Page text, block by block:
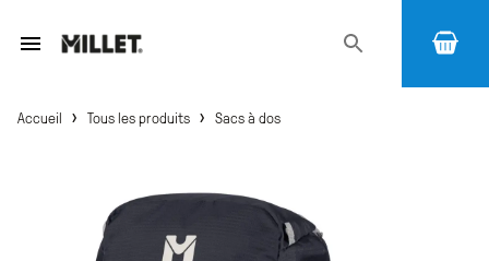
Accueil › Tous les produits › Sacs à dos